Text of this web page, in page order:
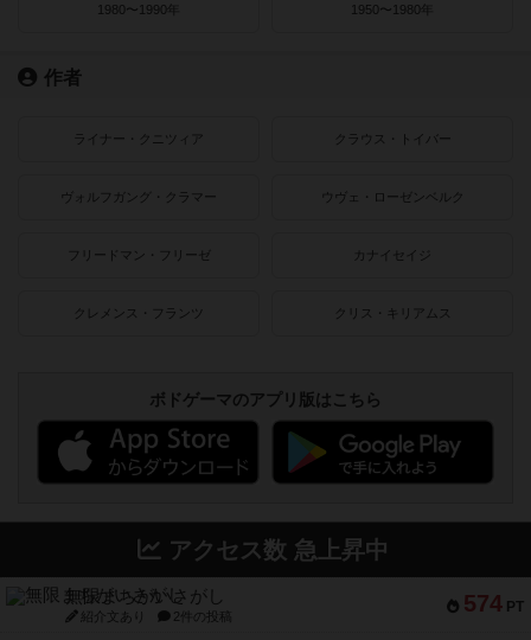
1980〜1990年 1950〜1980年
作者
ライナー・クニツィア クラウス・トイバー
ヴォルフガング・クラマー ウヴェ・ローゼンベルク
フリードマン・フリーゼ カナイセイジ
クレメンス・フランツ クリス・キリアムス
ボドゲーマのアプリ版はこちら
アクセス数 急上昇中
574 PT
無限まちがいさがし
紹介文あり 2件の投稿